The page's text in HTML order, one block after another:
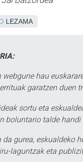
LEZAMA
webgune hau
garatzen duen
sortu eta
boluntario talde handi
da gurea, eskualdeko
laguntzak eta